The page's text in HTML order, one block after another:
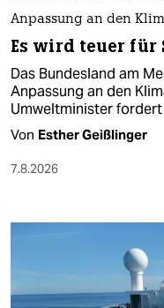
Anpassung an den
Es wird teuer für
Das Bundesland am
Anpassung an den
Umweltminister
Von Esther Geißlinger
7.8.2026